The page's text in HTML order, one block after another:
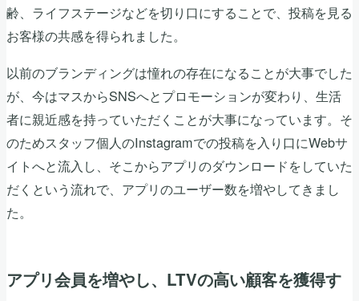
齢、ライフステージなどを切り口にすることで、投稿を見る
お客様の共感を得られました。
以前のブランディングは憧れの存在になることが大事でした
が、今はマスからSNSへとプロモーションが変わり、生活
者に親近感を持っていただくことが大事になっています。そ
のためスタッフ個人のInstagramでの投稿を入り口にWebサ
イトへと流入し、そこからアプリのダウンロードをしていた
だくという流れで、アプリのユーザー数を増やしてきまし
た。
アプリ会員を増やし、LTVの高い顧客を獲得す